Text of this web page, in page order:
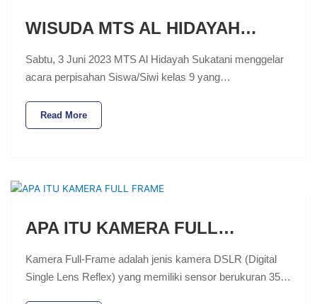
WISUDA MTS AL HIDAYAH…
Sabtu, 3 Juni 2023 MTS Al Hidayah Sukatani menggelar
acara perpisahan Siswa/Siwi kelas 9 yang…
Read More
APA ITU KAMERA FULL…
Kamera Full-Frame adalah jenis kamera DSLR (Digital
Single Lens Reflex) yang memiliki sensor berukuran 35…